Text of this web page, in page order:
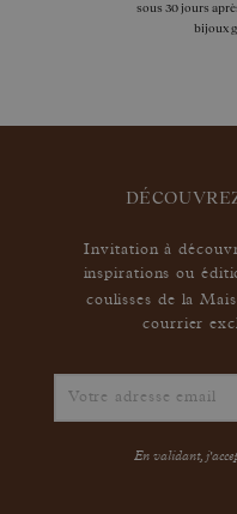
sous 30 jours
bijoux
Invitation à
inspirations ou
coulisses de la
courrier
En validant,